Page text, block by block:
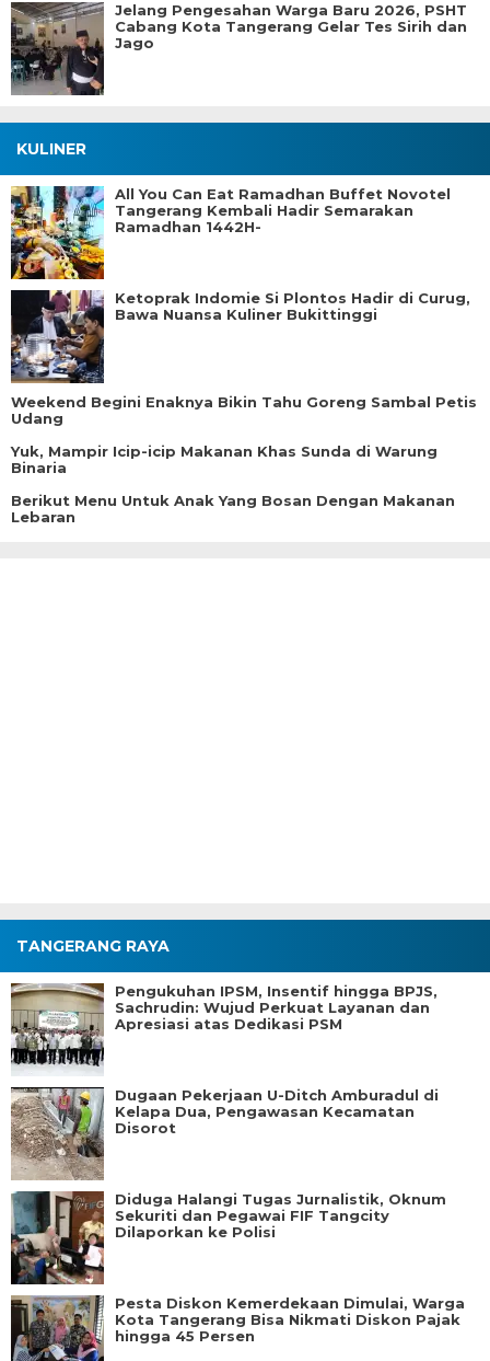
Jelang Pengesahan Warga Baru 2026, PSHT
Cabang Kota Tangerang Gelar Tes Sirih dan
Jago
KULINER
All You Can Eat Ramadhan Buffet Novotel
Tangerang Kembali Hadir Semarakan
Ramadhan 1442H-
Ketoprak Indomie Si Plontos Hadir di Curug,
Bawa Nuansa Kuliner Bukittinggi
Weekend Begini Enaknya Bikin Tahu Goreng Sambal Petis
Udang
Yuk, Mampir Icip-icip Makanan Khas Sunda di Warung
Binaria
Berikut Menu Untuk Anak Yang Bosan Dengan Makanan
Lebaran
TANGERANG RAYA
Pengukuhan IPSM, Insentif hingga BPJS,
Sachrudin: Wujud Perkuat Layanan dan
Apresiasi atas Dedikasi PSM
Dugaan Pekerjaan U-Ditch Amburadul di
Kelapa Dua, Pengawasan Kecamatan
Disorot
Diduga Halangi Tugas Jurnalistik, Oknum
Sekuriti dan Pegawai FIF Tangcity
Dilaporkan ke Polisi
Pesta Diskon Kemerdekaan Dimulai, Warga
Kota Tangerang Bisa Nikmati Diskon Pajak
hingga 45 Persen